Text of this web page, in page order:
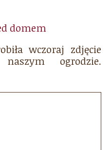
wczoraj zdjęcie
ogrodzie.